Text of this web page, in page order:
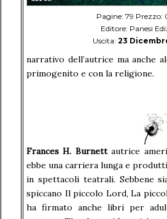
Pagine: 79 Prezzo:
Editore: Panesi
Uscita: 23
narrativo dell’autrice ma anche
primogenito e con la religione.
Frances H. Burnett autrice
ebbe una carriera lunga e
in spettacoli teatrali. Sebbene
spiccano Il piccolo Lord, La
ha firmato anche libri per